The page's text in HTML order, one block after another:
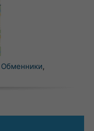
Обменники,